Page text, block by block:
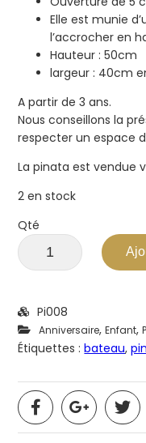
Elle est munie
l’accrocher en
Hauteur : 50cm
largeur : 40cm
A partir de 3 ans.
Nous conseillons la
respecter un espace
La pinata est vendue
2 en stock
Qté
Pi008
Anniversaire,Enfant,
Étiquettes :bateau,